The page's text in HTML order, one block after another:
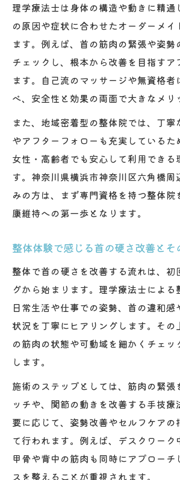
理学療法士は身体の構造や動きに精通
の原因や症状に合わせたオーダーメイ
ます。例えば、首の筋肉の緊張や姿勢
チェックし、根本から改善を目指すア
ます。自己流のマッサージや無資格者
べ、安全性と効果の両面で大きなメリ
また、地域密着型の整体院では、丁寧
やアフターフォローも充実しているた
女性・高齢者でも安心して利用できる
す。神奈川県横浜市神奈川区六角橋周
みの方は、まず専門資格を持つ整体院
康維持への第一歩となります。
整体体験で感じる首の硬さ改善とそ
整体で首の硬さを改善する流れは、初
グから始まります。理学療法士による
日常生活や仕事での姿勢、首の違和感
状況を丁寧にヒアリングします。その
の筋肉の状態や可動域を細かくチェッ
します。
施術のステップとしては、筋肉の緊張
ッチや、関節の動きを改善する手技療
要に応じて、姿勢改善やセルフケアの
て行われます。例えば、デスクワーク
甲骨や背中の筋肉も同時にアプローチ
スを整えることが重視されます。